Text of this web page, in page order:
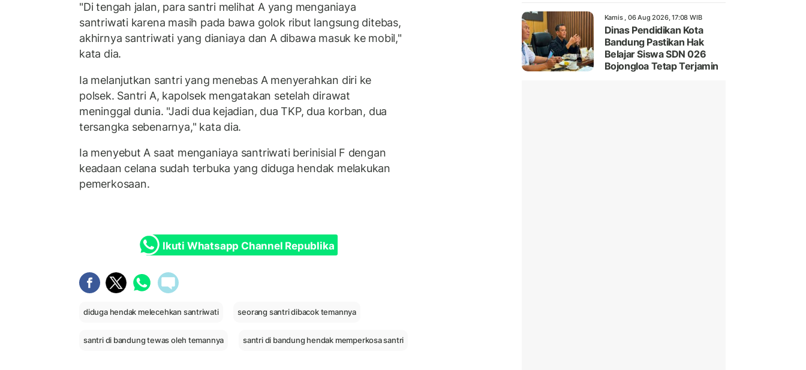
"Di tengah jalan, para santri melihat A yang menganiaya
santriwati karena masih pada bawa golok ribut langsung ditebas,
akhirnya santriwati yang dianiaya dan A dibawa masuk ke mobil,"
kata dia.
Ia melanjutkan santri yang menebas A menyerahkan diri ke
polsek. Santri A, kapolsek mengatakan setelah dirawat
meninggal dunia. "Jadi dua kejadian, dua TKP, dua korban, dua
tersangka sebenarnya," kata dia.
Ia menyebut A saat menganiaya santriwati berinisial F dengan
keadaan celana sudah terbuka yang diduga hendak melakukan
pemerkosaan.
Ikuti Whatsapp Channel Republika
diduga hendak melecehkan santriwati seorang santri dibacok temannya
santri di bandung tewas oleh temannya santri di bandung hendak memperkosa santri
Kamis , 06 Aug 2026, 17:08 WIB
Dinas Pendidikan Kota
Bandung Pastikan Hak
Belajar Siswa SDN 026
Bojongloa Tetap Terjamin